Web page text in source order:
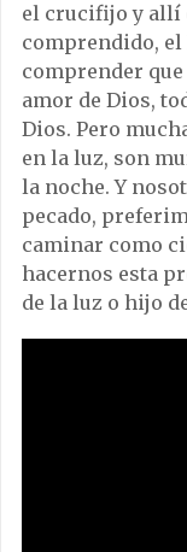
el crucifijo y allí
comprendido, el
comprender
amor de Dios,
Dios. Pero
en la luz, son
la noche. Y
pecado,
caminar como
hacernos esta
de la luz o hijo